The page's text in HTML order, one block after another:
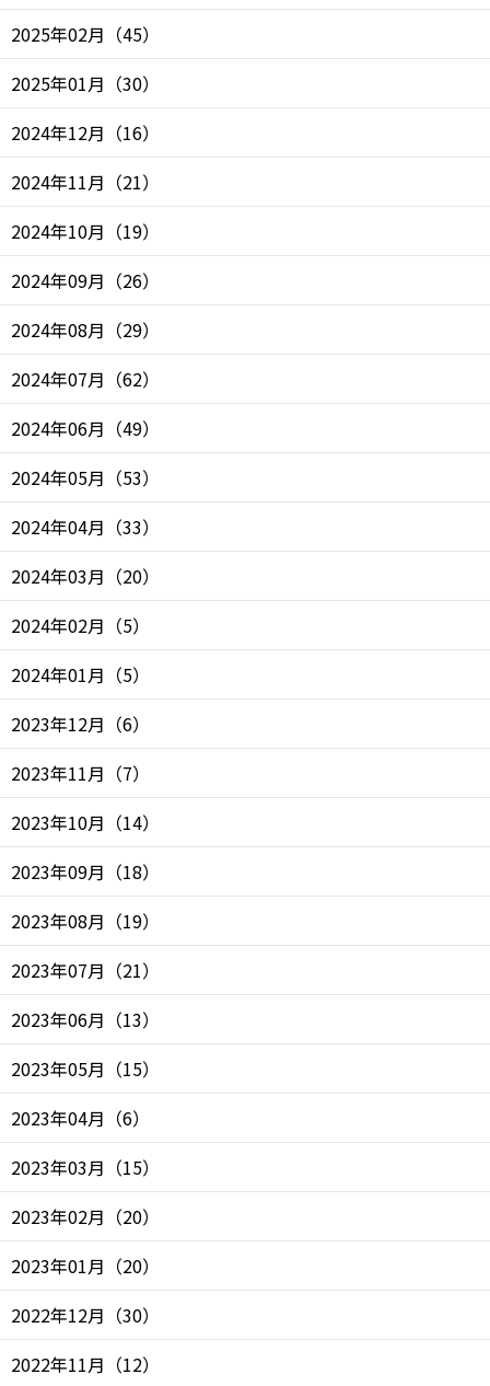
2025年02月 （45）
2025年01月 （30）
2024年12月 （16）
2024年11月 （21）
2024年10月 （19）
2024年09月 （26）
2024年08月 （29）
2024年07月 （62）
2024年06月 （49）
2024年05月 （53）
2024年04月 （33）
2024年03月 （20）
2024年02月 （5）
2024年01月 （5）
2023年12月 （6）
2023年11月 （7）
2023年10月 （14）
2023年09月 （18）
2023年08月 （19）
2023年07月 （21）
2023年06月 （13）
2023年05月 （15）
2023年04月 （6）
2023年03月 （15）
2023年02月 （20）
2023年01月 （20）
2022年12月 （30）
2022年11月 （12）